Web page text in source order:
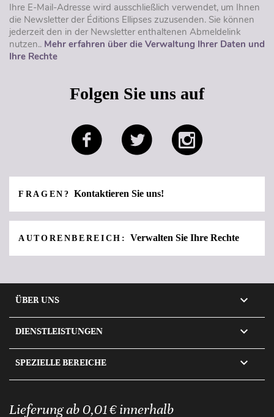
Ihre E-Mail-Adresse wird ausschließlich verwendet, um Ihnen
die Newsletter der Éditions Ellipses zuzusenden. Sie können
jederzeit den in der Newsletter enthaltenen Abmeldelink
nutzen.. Mehr erfahren über die Verwaltung Ihrer Daten und
Ihre Rechte
Folgen Sie uns auf
FRAGEN?Kontaktieren Sie uns!
AUTORENBEREICH:Verwalten Sie Ihre Rechte
ÜBER UNS 
DIENSTLEISTUNGEN 
SPEZIELLE BEREICHE 
Lieferung ab 0,01 € innerhalb